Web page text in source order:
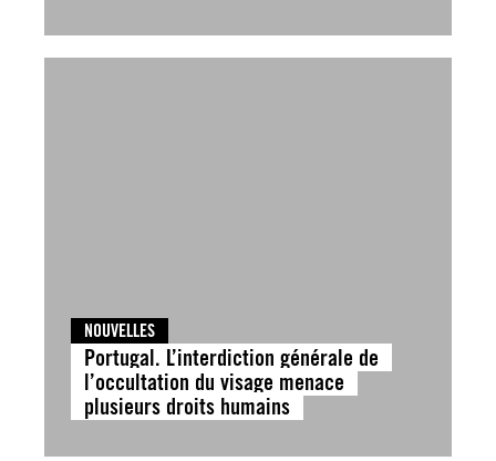
NOUVELLES
Portugal. L’interdiction générale de
l’occultation du visage menace
plusieurs droits humains